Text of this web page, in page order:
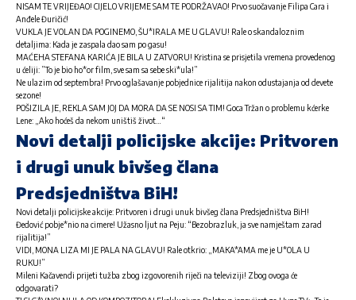
NISAM TE VRIJEĐAO! CIJELO VRIJEME SAM TE PODRŽAVAO! Prvo suočavanje Filipa Cara i
Anđele Đuričić!
VUKLA JE VOLAN DA POGINEMO, ŠU*IRALA ME U GLAVU! Rale o skandaloznim
detaljima: Kada je zaspala dao sam po gasu!
MAĆEHA STEFANA KARIĆA JE BILA U ZATVORU! Kristina se prisjetila vremena provedenog
u ćeliji: ”To je bio ho*or film, sve sam sa sebe ski*ula!”
Ne ulazim od septembra! Prvo oglašavanje pobjednice rijalitija nakon odustajanja od devete
sezone!
POŠIZILA JE, REKLA SAM JOJ DA MORA DA SE NOSI SA TIM! Goca Tržan o problemu kćerke
Lene: „Ako hoćeš da nekom uništiš život…“
Novi detalji policijske akcije: Pritvoren
i drugi unuk bivšeg člana
Predsjedništva BiH!
Novi detalji policijske akcije: Pritvoren i drugi unuk bivšeg člana Predsjedništva BiH!
Đedović pobje*nio na cimere! Užasno ljut na Peju: “Bezobrazluk, ja sve namještam zarad
rijalitija!”
VIDI, MONA LIZA MI JE PALA NA GLAVU! Rale otkrio: „MAKA*AMA me je U*OLA U
RUKU!”
Mileni Kačavendi prijeti tužba zbog izgovorenih riječi na televiziji! Zbog ovoga će
odgovarati?